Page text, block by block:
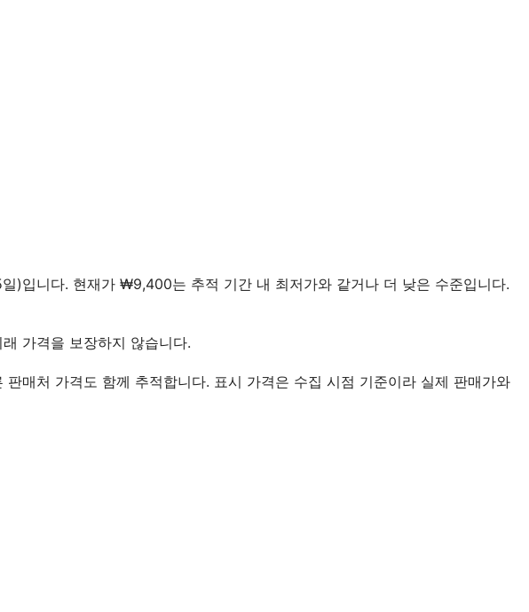
입니다. 현재가 ₩9,400는 추적 기간 내 최저가와 같거나 더 낮은 수준입니다.
가격을 보장하지 않습니다.
매처 가격도 함께 추적합니다. 표시 가격은 수집 시점 기준이라 실제 판매가와